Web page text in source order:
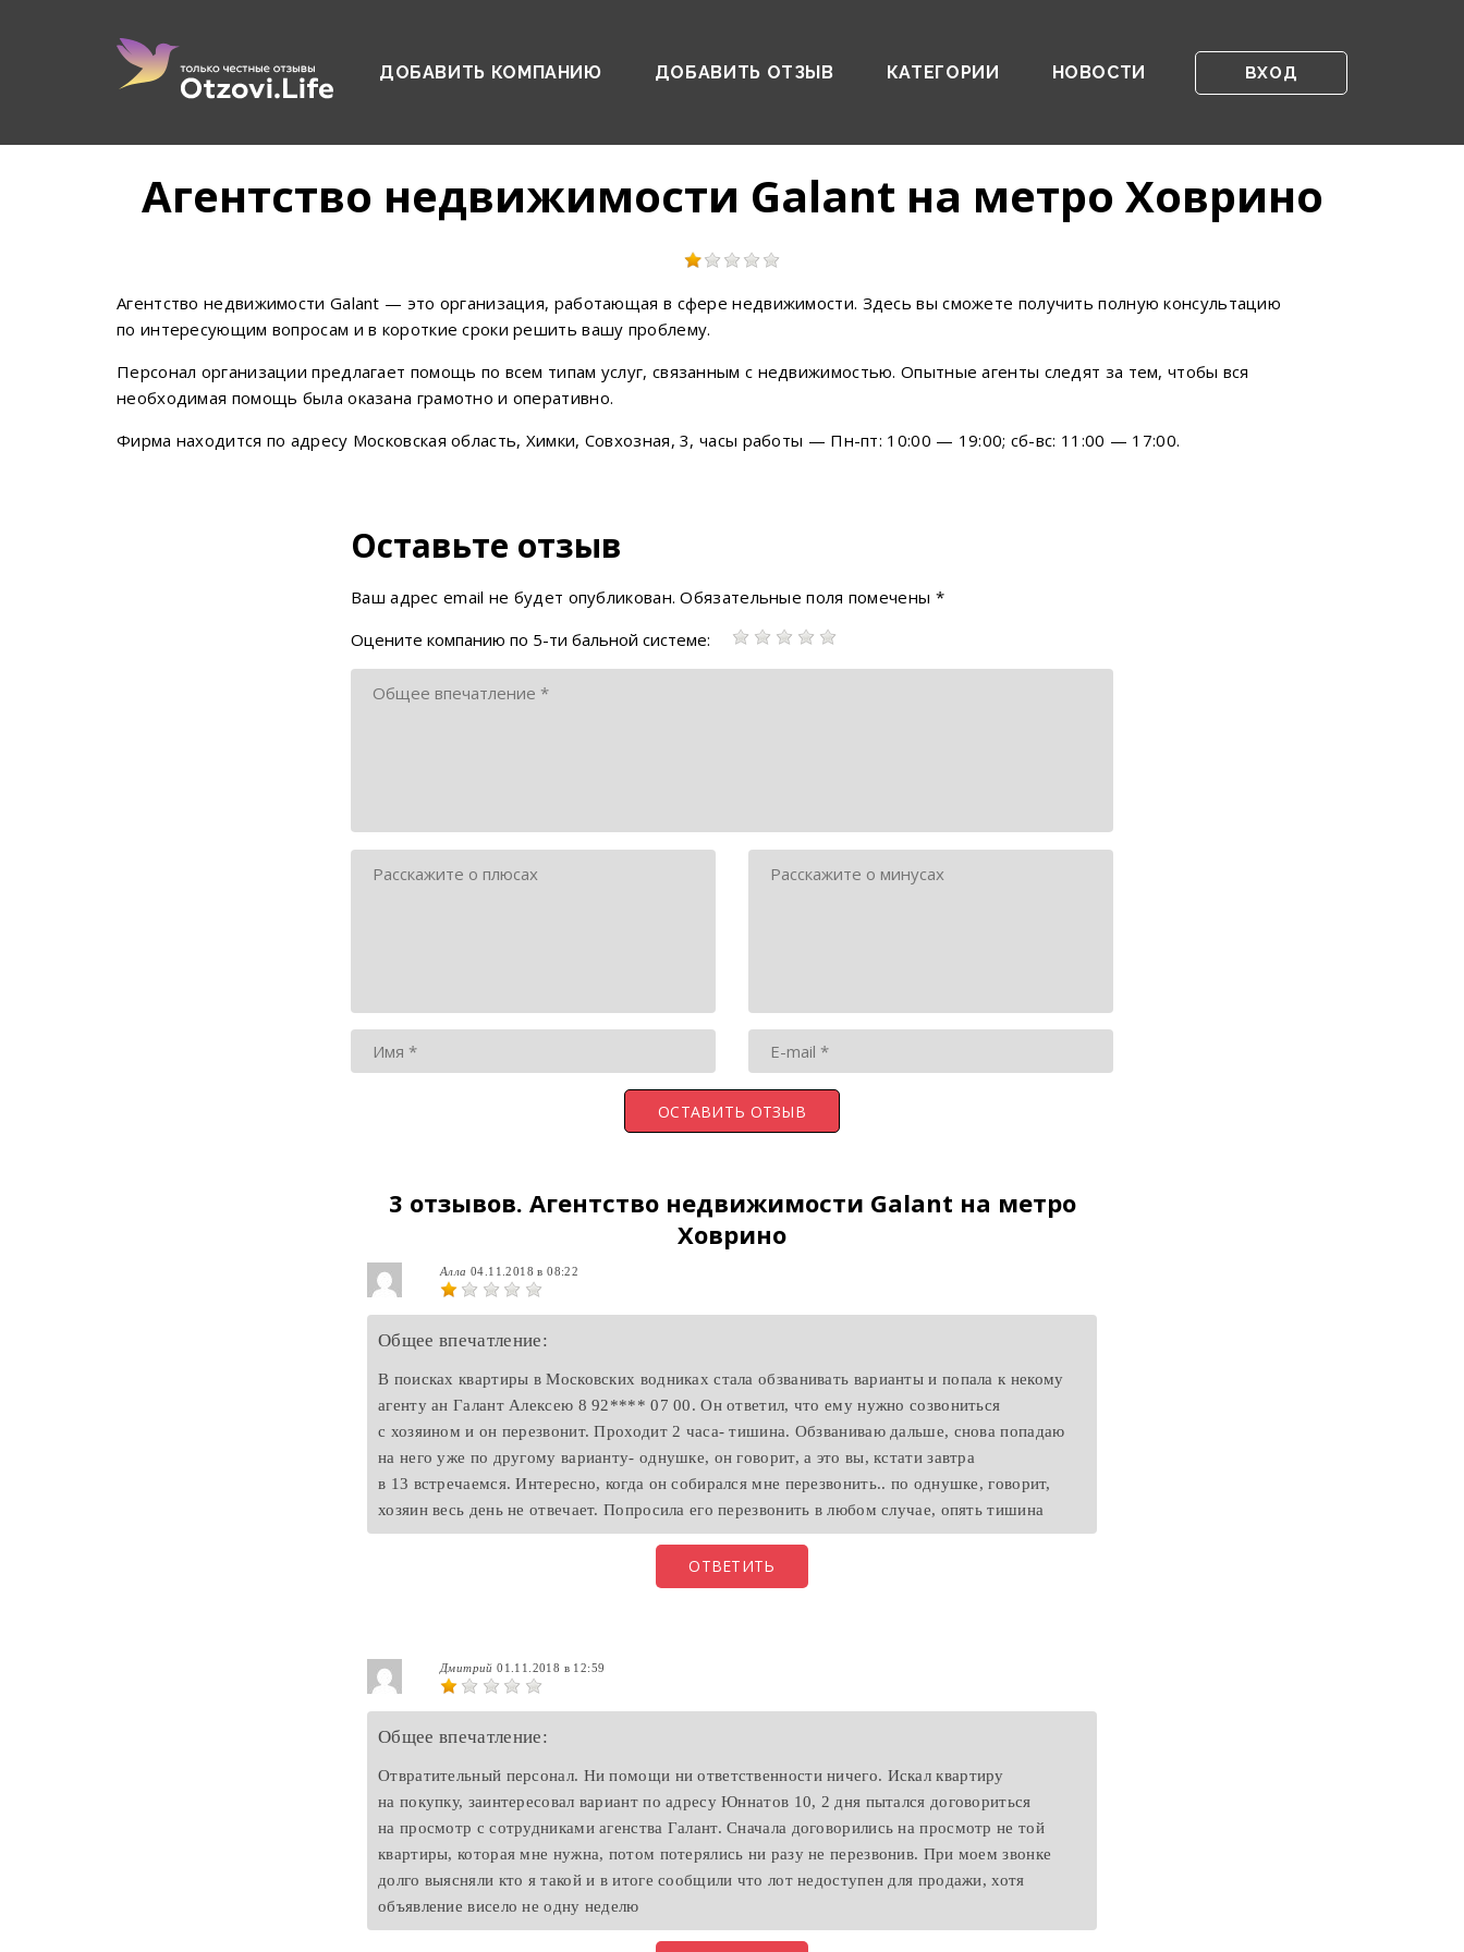
ДОБАВИТЬ КОМПАНИЮ ДОБАВИТЬ ОТЗЫВ КАТЕГОРИИ НОВОСТИ ВХОД
Агентство недвижимости Galant на метро Ховрино
Агентство недвижимости Galant — это организация, работающая в сфере недвижимости. Здесь вы сможете получить полную консультацию
по интересующим вопросам и в короткие сроки решить вашу проблему.
Персонал организации предлагает помощь по всем типам услуг, связанным с недвижимостью. Опытные агенты следят за тем, чтобы вся
необходимая помощь была оказана грамотно и оперативно.
Фирма находится по адресу Московская область, Химки, Совхозная, 3, часы работы — Пн-пт: 10:00 — 19:00; сб-вс: 11:00 — 17:00.
Оставьте отзыв
Ваш адрес email не будет опубликован. Обязательные поля помечены *
Оцените компанию по 5-ти бальной системе:
3 отзывов. Агентство недвижимости Galant на метро
Ховрино
Алла 04.11.2018 в 08:22
Общее впечатление:
В поисках квартиры в Московских водниках стала обзванивать варианты и попала к некому
агенту ан Галант Алексею 8 92**** 07 00. Он ответил, что ему нужно созвониться
с хозяином и он перезвонит. Проходит 2 часа- тишина. Обзваниваю дальше, снова попадаю
на него уже по другому варианту- однушке, он говорит, а это вы, кстати завтра
в 13 встречаемся. Интересно, когда он собирался мне перезвонить.. по однушке, говорит,
хозяин весь день не отвечает. Попросила его перезвонить в любом случае, опять тишина
ОТВЕТИТЬ
Дмитрий01.11.2018 в 12:59
Общее впечатление:
Отвратительный персонал. Ни помощи ни ответственности ничего. Искал квартиру
на покупку, заинтересовал вариант по адресу Юннатов 10, 2 дня пытался договориться
на просмотр с сотрудниками агенства Галант. Сначала договорились на просмотр не той
квартиры, которая мне нужна, потом потерялись ни разу не перезвонив. При моем звонке
долго выясняли кто я такой и в итоге сообщили что лот недоступен для продажи, хотя
объявление висело не одну неделю